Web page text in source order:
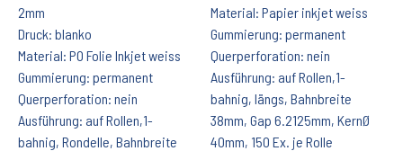
2mm
Druck: blanko
Material: PO Folie Inkjet weiss
Gummierung: permanent
Querperforation: nein
Ausführung: auf Rollen,1-
bahnig, Rondelle, Bahnbreite
Material: Papier inkjet weiss
Gummierung: permanent
Querperforation: nein
Ausführung: auf Rollen,1-
bahnig, längs, Bahnbreite
38mm, Gap 6.2125mm, KernØ
40mm, 150 Ex. je Rolle